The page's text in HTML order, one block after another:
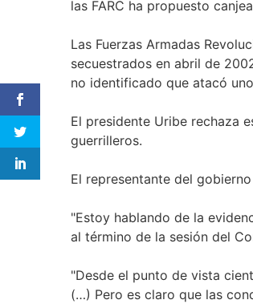
las FARC ha propuesto
Las Fuerzas Armadas
secuestrados en abril de
no identificado que atacó
El presidente Uribe rechaza
guerrilleros.
El representante del
"Estoy hablando de la
al término de la sesión del
"Desde el punto de vista
(…) Pero es claro que las